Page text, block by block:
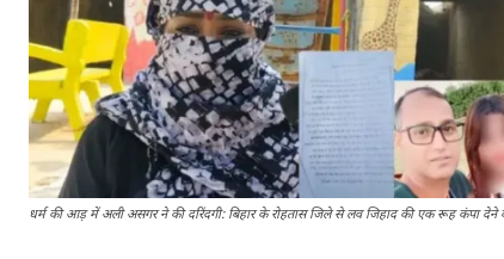
धर्म की आड़ में अली असगर ने की दरिंदगी: बिहार के रोहतास जिले से लव जिहाद की एक रूह कंपा देने